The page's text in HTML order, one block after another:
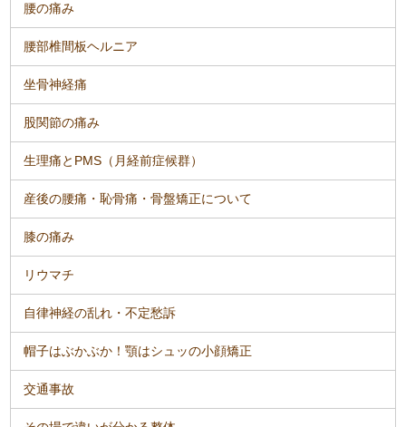
腰の痛み
腰部椎間板ヘルニア
坐骨神経痛
股関節の痛み
生理痛とPMS（月経前症候群）
産後の腰痛・恥骨痛・骨盤矯正について
膝の痛み
リウマチ
自律神経の乱れ・不定愁訴
帽子はぶかぶか！顎はシュッの小顔矯正
交通事故